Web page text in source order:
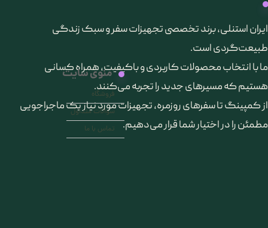
​ایران استنلی، برند تخصصی تجهیزات سفر و سبک زندگی
طبیعت‌گردی است.
ما با انتخاب محصولات کاربردی و باکیفیت، همراه کسانی
هستیم که مسیرهای جدید را تجربه می‌کنند.
از کمپینگ تا سفرهای روزمره، تجهیزات مورد نیاز یک ماجراجویی
مطمئن را در اختیار شما قرار می‌دهیم.
منوی سایت
فروشگاه
سوالات متداول
تماس با ما